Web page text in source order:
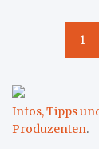
Beiträge
1
Infos, Tipps
Produzenten.